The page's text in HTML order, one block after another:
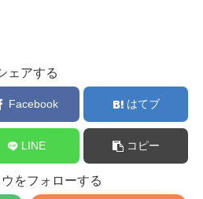
ェアする
Facebook はてブ
LINE コピー
をフォローする